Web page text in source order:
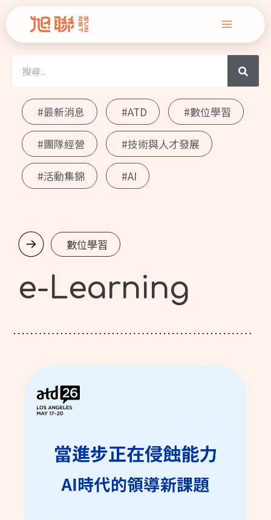
至
Main
Menu
搜
#最新消息 #ATD #數位學習
#團隊經營 #技術與人才發展
#活動集錦 #AI
數位學習
e-Learning